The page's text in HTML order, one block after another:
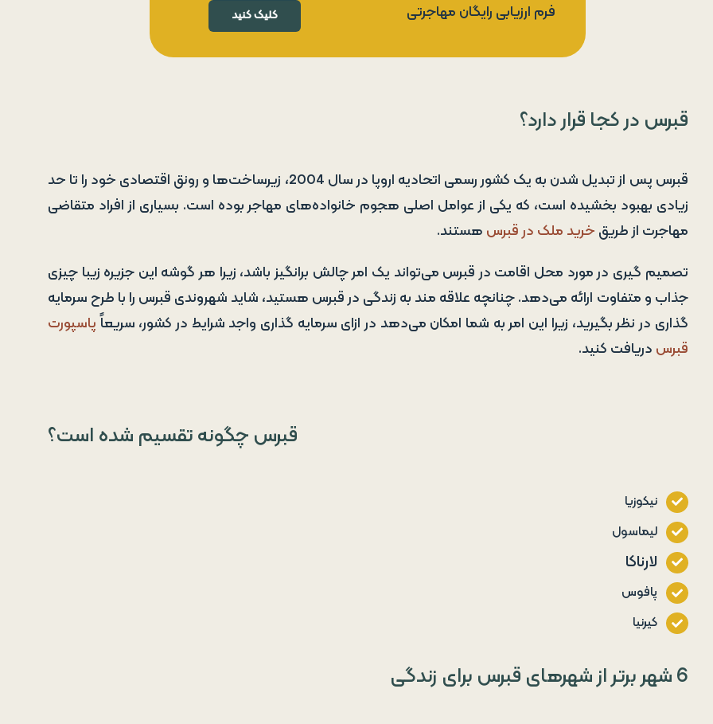
فرم ارزیابی رایگان مهاجرتی کلیک کنید
قبرس در کجا قرار دارد؟
قبرس پس از تبدیل شدن به یک کشور رسمی اتحادیه اروپا در سال 2004، زیرساخت‌ها و رونق اقتصادی خود را تا حد
زیادی بهبود بخشیده است، که یکی از عوامل اصلی هجوم خانواده‌های مهاجر بوده است. بسیاری از افراد متقاضی
مهاجرت از طریق خرید ملک در قبرس هستند.
تصمیم گیری در مورد محل اقامت در قبرس می‌تواند یک امر چالش برانگیز باشد، زیرا هر گوشه این جزیره زیبا چیزی
جذاب و متفاوت ارائه می‌دهد. چنانچه علاقه مند به زندگی در قبرس هستید، شاید شهروندی قبرس را با طرح سرمایه
گذاری در نظر بگیرید، زیرا این امر به شما امکان می‌دهد در ازای سرمایه گذاری واجد شرایط در کشور، سریعاًپاسپورت
قبرس دریافت کنید.
قبرس چگونه تقسیم شده است؟
نیکوزیا
لیماسول
لارناکا
پافوس
کیرنیا
6 شهر برتر از شهرهای قبرس برای زندگی